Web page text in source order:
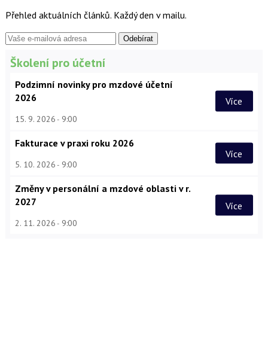
Přehled aktuálních článků. Každý den v mailu.
Školení pro účetní
Podzimní novinky pro mzdové účetní
2026
15. 9. 2026 9:00
Více
Fakturace v praxi roku 2026
5. 10. 2026 9:00
Více
Změny v personální a mzdové oblasti v r.
2027
2. 11. 2026 9:00
Více